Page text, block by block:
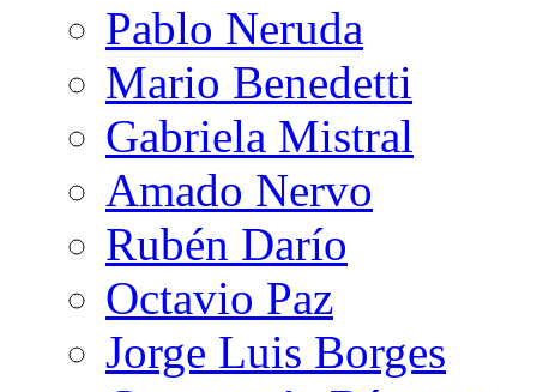
Pablo Neruda
Mario Benedetti
Gabriela Mistral
Amado Nervo
Rubén Darío
Octavio Paz
Jorge Luis Borges